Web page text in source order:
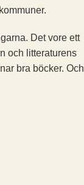
Det vore ett
och litteraturens
bra böcker. Och